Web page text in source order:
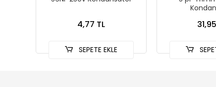
4,77 TL
SEPETE EKLE